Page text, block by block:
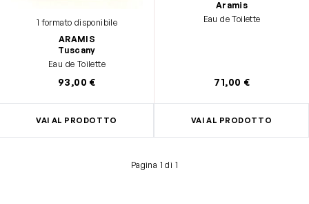
1 formato disponibile
ARAMIS
Tuscany
Eau de Toilette
93,00 €
VAI AL PRODOTTO
Aramis
Eau de Toilette
71,00 €
VAI AL PRODOTTO
Pagina 1 di 1